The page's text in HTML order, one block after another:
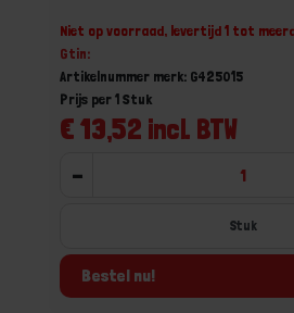
Niet op voorraad, levertijd 1 tot
Gtin:
Artikelnummer merk: G425015
€ 13,52 incl. BTW
Prijs per 1 Stuk
-
Stuk
Bestel nu!